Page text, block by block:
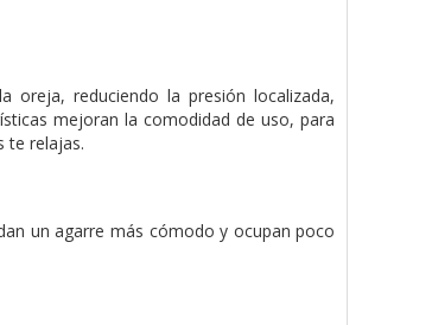
oreja, reduciendo la presión localizada,
mejoran la comodidad de uso, para
te relajas.
un agarre más cómodo y ocupan poco